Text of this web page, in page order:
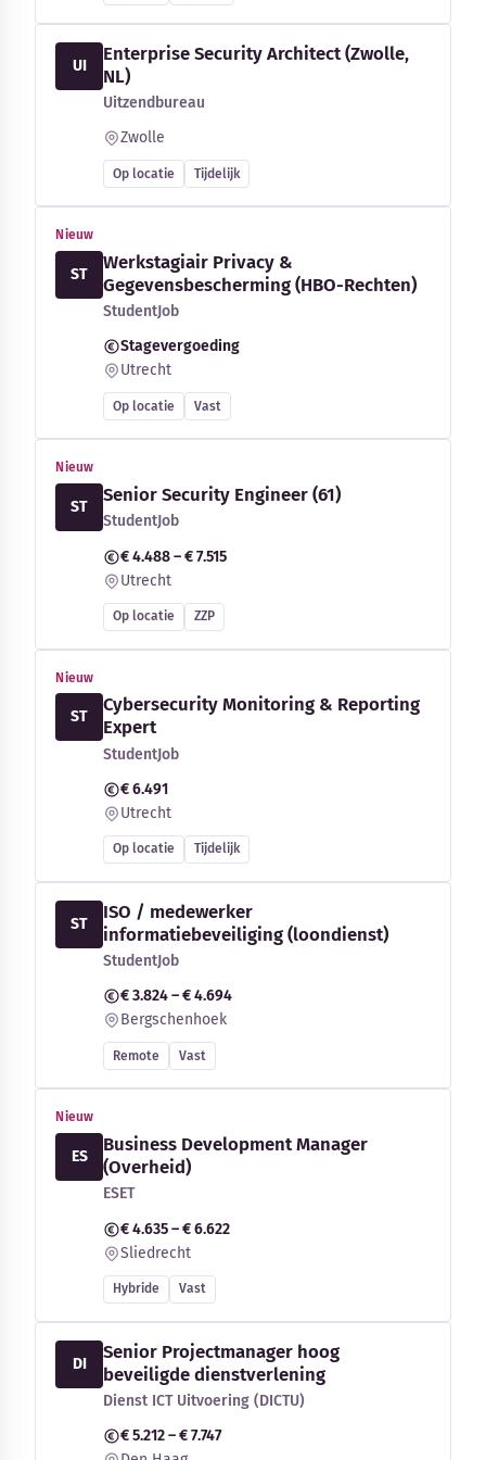
UI
Enterprise Security Architect (Zwolle,
NL)
Uitzendbureau
Zwolle
Op locatie Tijdelijk
Nieuw
ST
Werkstagiair Privacy &
Gegevensbescherming (HBO-Rechten)
StudentJob
Stagevergoeding
Utrecht
Op locatie Vast
Nieuw
ST
Senior Security Engineer (61)
StudentJob
€ 4.488 – € 7.515
Utrecht
Op locatie ZZP
Nieuw
ST
Cybersecurity Monitoring & Reporting
Expert
StudentJob
€ 6.491
Utrecht
Op locatie Tijdelijk
ST
ISO / medewerker
informatiebeveiliging (loondienst)
StudentJob
€ 3.824 – € 4.694
Bergschenhoek
Remote Vast
Nieuw
ES
Business Development Manager
(Overheid)
ESET
€ 4.635 – € 6.622
Sliedrecht
Hybride Vast
DI
Senior Projectmanager hoog
beveiligde dienstverlening
Dienst ICT Uitvoering (DICTU)
€ 5.212 – € 7.747